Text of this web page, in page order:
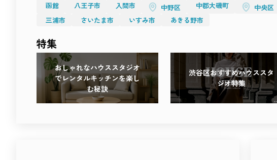
函館
八王子市 入間市 中野区 中郡大磯町 中央区
三浦市
さいたま市 いすみ市 あきる野市
特集
おしゃれなハウススタジオ
でレンタルキッチンを楽し
む秘訣
渋谷区おすすめハウススタ
ジオ特集